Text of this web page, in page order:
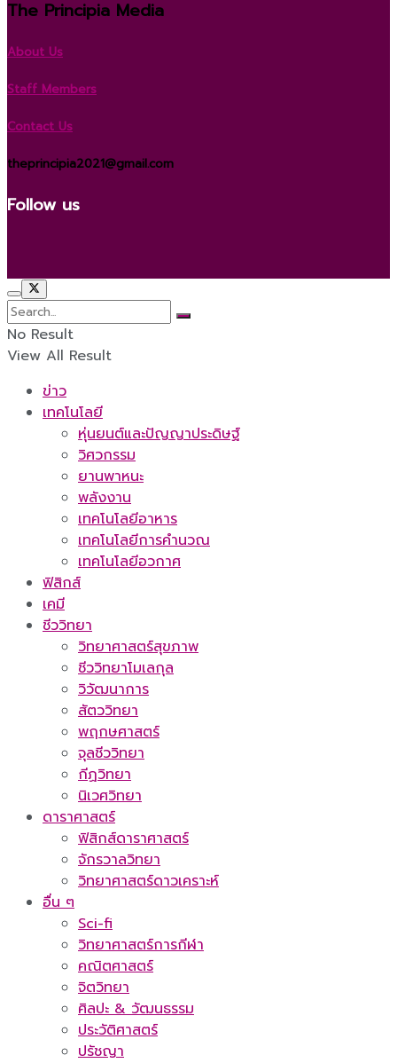
The Principia Media
About Us
Staff Members
Contact Us
theprincipia2021@gmail.com
Follow us
No Result
View All Result
ข่าว
เทคโนโลยี
หุ่นยนต์และปัญญาประดิษฐ์
วิศวกรรม
ยานพาหนะ
พลังงาน
เทคโนโลยีอาหาร
เทคโนโลยีการคำนวณ
เทคโนโลยีอวกาศ
ฟิสิกส์
เคมี
ชีววิทยา
วิทยาศาสตร์สุขภาพ
ชีววิทยาโมเลกุล
วิวัฒนาการ
สัตววิทยา
พฤกษศาสตร์
จุลชีววิทยา
กีฏวิทยา
นิเวศวิทยา
ดาราศาสตร์
ฟิสิกส์ดาราศาสตร์
จักรวาลวิทยา
วิทยาศาสตร์ดาวเคราะห์
อื่น ๆ
Sci-fi
วิทยาศาสตร์การกีฬา
คณิตศาสตร์
จิตวิทยา
ศิลปะ & วัฒนธรรม
ประวัติศาสตร์
ปรัชญา